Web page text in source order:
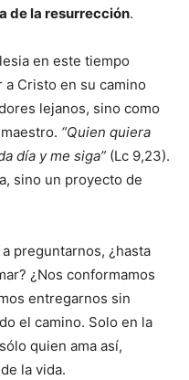
de la resurrección.
en este tiempo
a Cristo en su camino
lejanos, sino como
“Quien quiera
día y me siga” (Lc 9,23).
sino un proyecto de
preguntarnos, ¿hasta
¿Nos conformamos
entregarnos sin
el camino. Solo en la
quien ama así,
la vida.